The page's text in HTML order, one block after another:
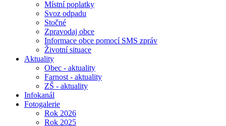
Místní poplatky
Svoz odpadu
Stočné
Zpravodaj obce
Informace obce pomocí SMS zpráv
Životní situace
Aktuality
Obec - aktuality
Farnost - aktuality
ZŠ - aktuality
Infokanál
Fotogalerie
Rok 2026
Rok 2025